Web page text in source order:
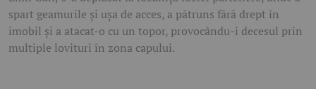
spart geamurile și ușa de acces, a pătruns fără drept în
imobil și a atacat-o cu un topor, provocându-i decesul prin
multiple lovituri în zona capului.